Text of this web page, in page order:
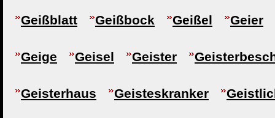
Geißblatt Geißbock Geißel Geier
Geige Geisel Geister
Geisterhaus Geisteskranker